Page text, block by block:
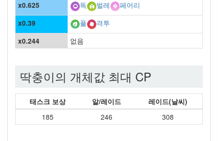
x0.625
독 벌레
페어리
x0.39
풀
격투
x0.244
없음
딱충이의 개체값 최대 CP
태스크 보상 알/레이드
레이드(날씨)
185
246 308